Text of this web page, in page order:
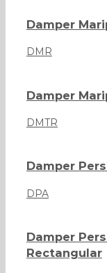
Damper
DMR
Damper
DMTR
Damper
DPA
Damper
Rectangular